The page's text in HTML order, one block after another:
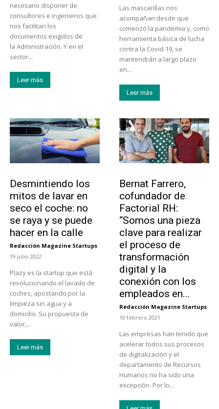
necesario disponer de
consultores e ingenieros que
nos facilitan los
documentos exigidos de
la Administración. Y en el
sector...
Leer más
Las mascarillas nos
acompañan desde que
comenzó la pandemia y, como
herramienta básica de lucha
contra la Covid-19, se
mantendrán a largo plazo
en...
Leer más
Desmintiendo los
mitos de lavar en
seco el coche: no
se raya y se puede
hacer en la calle
Redacción Magazine Startups
-
19 julio 2022
Plazy es la startup que está
revolucionando el lavado de
coches, apostando por la
limpieza sin agua y a
domicilio. Su propuesta de
valor,...
Leer más
Bernat Farrero,
cofundador de
Factorial RH:
“Somos una pieza
clave para realizar
el proceso de
transformación
digital y la
conexión con los
empleados en...
Redacción Magazine Startups
-
10 febrero 2021
Las empresas han tenido que
acelerar todos sus procesos
de digitalización y el
departamento de Recursos
Humanos no ha sido una
excepción. Por lo...